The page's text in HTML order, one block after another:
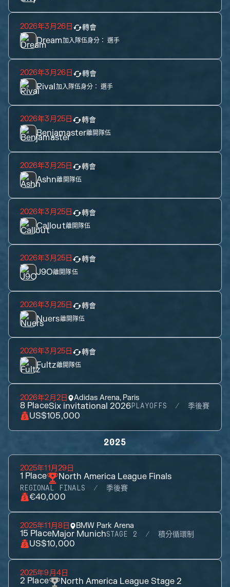
2026年3月26日 轉會
Dream加入隊伍身分： 選手
2026年3月26日 轉會
Rival加入隊伍身分： 選手
2026年3月25日 轉會
Benjamaster離開隊伍
2026年3月25日 轉會
Ashn離開隊伍
2026年3月25日 轉會
Callout離開隊伍
2026年3月25日 轉會
J9O離開隊伍
2026年3月25日 轉會
Nuers離開隊伍
2026年3月25日 轉會
Fultz離開隊伍
2026年2月2日 Adidas Arena, Paris
8 PlaceSix invitational 2026PLAYOFFS 季後賽
US$105,000
2025
2025年11月29日
1 Place North America League Finals
REGIONAL FINALS 季後賽
€40,000
2025年11月8日 BMW Park Arena
15 PlaceMajor MunichSTAGE 2 積分循環制
US$10,000
2025年9月4日
2 Place North America League Stage 2